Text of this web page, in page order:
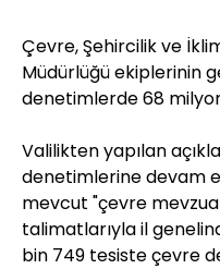
Çevre, Şehircilik ve
Müdürlüğü ekiplerinin
denetimlerde 68
Valilikten yapılan
denetimlerine devam
mevcut "çevre
talimatlarıyla il
bin 749 tesiste çevre